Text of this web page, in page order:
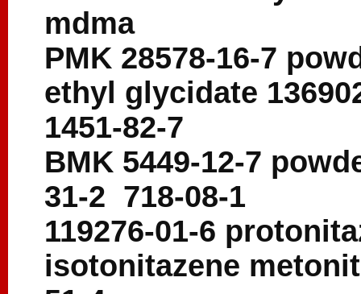
mdma
PMK 28578-16-7
ethyl glycidate
1451-82-7
BMK 5449-12-7
31-2 718-08-1
119276-01-6
isotonitazene